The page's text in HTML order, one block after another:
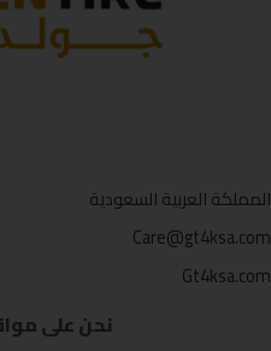
المملكة العربية السعودية
Care@gt4ksa.com
Gt4ksa.com
نحن على